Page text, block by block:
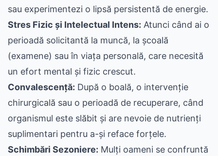
sau experimentezi o lipsă persistentă de energie.
Stres Fizic și Intelectual Intens: Atunci când ai o
perioadă solicitantă la muncă, la școală
(examene) sau în viața personală, care necesită
un efort mental și fizic crescut.
Convalescență: După o boală, o intervenție
chirurgicală sau o perioadă de recuperare, când
organismul este slăbit și are nevoie de nutrienți
suplimentari pentru a-și reface forțele.
Schimbări Sezoniere: Mulți oameni se confruntă